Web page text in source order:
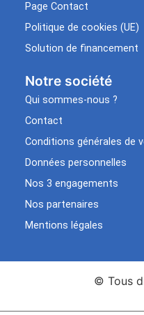
Page Contact
Politique de cookies (UE)
Solution de financement
Notre société
Qui sommes-nous ?
Contact
Conditions générales de
Données personnelles
Nos 3 engagements
Nos partenaires
Mentions légales
© Tous